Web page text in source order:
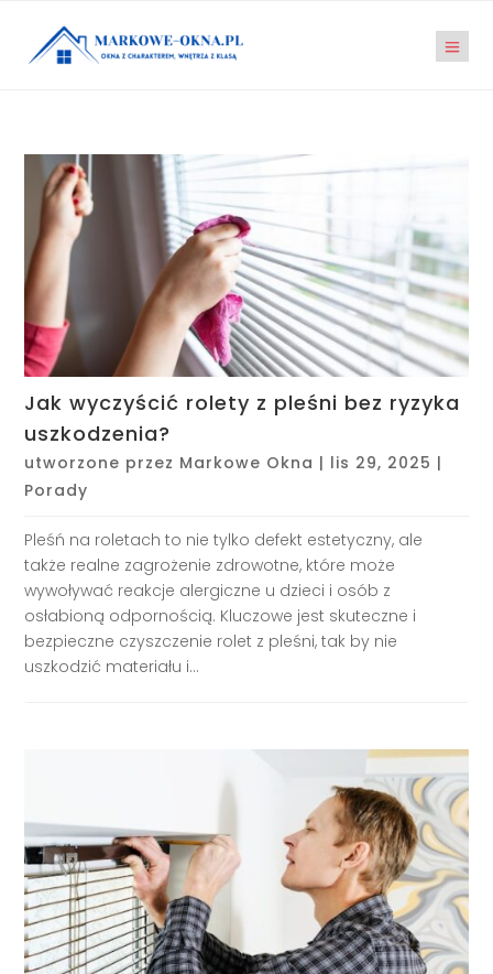
Jak wyczyścić rolety z pleśni bez ryzyka
uszkodzenia?
utworzone przez Markowe Okna | lis 29, 2025 |
Porady
Pleśń na roletach to nie tylko defekt estetyczny, ale
także realne zagrożenie zdrowotne, które może
wywoływać reakcje alergiczne u dzieci i osób z
osłabioną odpornością. Kluczowe jest skuteczne i
bezpieczne czyszczenie rolet z pleśni, tak by nie
uszkodzić materiału i...